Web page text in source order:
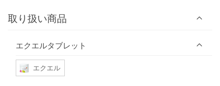
取り扱い商品
エクエルタブレット
エクエル